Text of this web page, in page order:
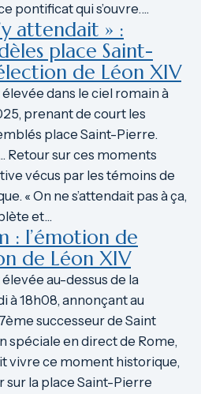
pontificat qui s’ouvre.…
attendait » :
place Saint-
de Léon XIV
dans le ciel romain à
prenant de court les
place Saint-Pierre.
Retour sur ces moments
vécus par les témoins de
« On ne s’attendait pas à ça,
et…
: l’émotion de
de Léon XIV
au-dessus de la
à 18h08, annonçant au
successeur de Saint
spéciale en direct de Rome,
vivre ce moment historique,
la place Saint-Pierre